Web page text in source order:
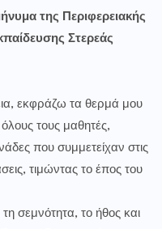
της Περιφερειακής
Στερεάς
εκφράζω τα θερμά μου
τους μαθητές,
που συμμετείχαν στις
τιμώντας το έπος του
σεμνότητα, το ήθος και